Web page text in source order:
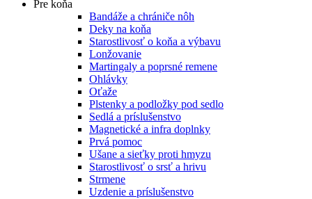
Pre koňa
Bandáže a chrániče nôh
Deky na koňa
Starostlivosť o koňa a výbavu
Lonžovanie
Martingaly a poprsné remene
Ohlávky
Oťaže
Plstenky a podložky pod sedlo
Sedlá a príslušenstvo
Magnetické a infra doplnky
Prvá pomoc
Ušane a sieťky proti hmyzu
Starostlivosť o srsť a hrivu
Strmene
Uzdenie a príslušenstvo